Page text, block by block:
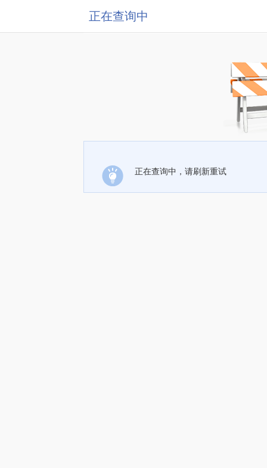
正在查询中
正在查询中，请刷新重试